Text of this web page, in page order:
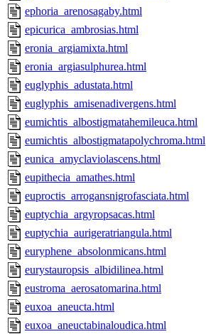
ephoria_arenosagaby.html
epicurica_ambrosias.html
eronia_argiamixta.html
eronia_argiasulphurea.html
euglyphis_adustata.html
euglyphis_amisenadivergens.html
eumichtis_albostigmatahemileuca.html
eumichtis_albostigmatapolychroma.html
eunica_amyclaviolascens.html
eupithecia_amathes.html
euproctis_arrogansnigrofasciata.html
euptychia_argyropsacas.html
euptychia_aurigeratriangula.html
euryphene_absolonmicans.html
eurystauropsis_albidilinea.html
eustroma_aerosatomarina.html
euxoa_aneucta.html
euxoa_aneuctabinaloudica.html